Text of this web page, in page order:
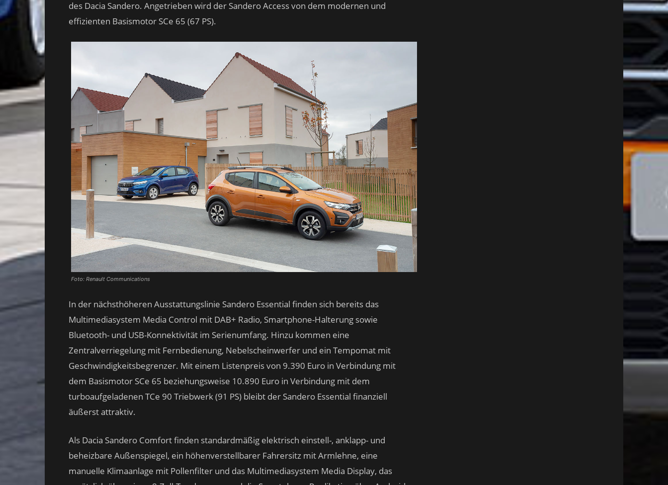
des Dacia Sandero. Angetrieben wird der Sandero Access von dem modernen und
effizienten Basismotor SCe 65 (67 PS).
Foto: Renault Communications
In der nächsthöheren Ausstattungslinie Sandero Essential finden sich bereits das
Multimediasystem Media Control mit DAB+ Radio, Smartphone-Halterung sowie
Bluetooth- und USB-Konnektivität im Serienumfang. Hinzu kommen eine
Zentralverriegelung mit Fernbedienung, Nebelscheinwerfer und ein Tempomat mit
Geschwindigkeitsbegrenzer. Mit einem Listenpreis von 9.390 Euro in Verbindung mit
dem Basismotor SCe 65 beziehungsweise 10.890 Euro in Verbindung mit dem
turboaufgeladenen TCe 90 Triebwerk (91 PS) bleibt der Sandero Essential finanziell
äußerst attraktiv.
Als Dacia Sandero Comfort finden standardmäßig elektrisch einstell-, anklapp- und
beheizbare Außenspiegel, ein höhenverstellbarer Fahrersitz mit Armlehne, eine
manuelle Klimaanlage mit Pollenfilter und das Multimediasystem Media Display, das